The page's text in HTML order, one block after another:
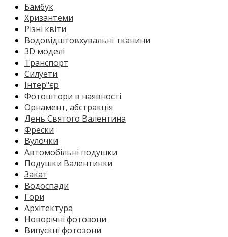
Бамбук
Хризантеми
Різні квіти
Водовідштовхувальні тканини
3D моделі
Транспорт
Силуети
Інтер"єр
Фотоштори в наявності
Орнамент, абстракція
День Святого Валентина
Фрески
Вулочки
Автомобільні подушки
Подушки Валентинки
Закат
Водоспади
Гори
Архітектура
Новорічні фотозони
Випускні фотозони